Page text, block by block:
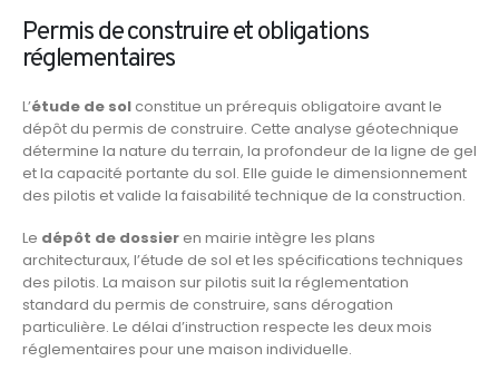
Permis de construire et obligations
réglementaires
L’étude de sol constitue un prérequis obligatoire avant le
dépôt du permis de construire. Cette analyse géotechnique
détermine la nature du terrain, la profondeur de la ligne de gel
et la capacité portante du sol. Elle guide le dimensionnement
des pilotis et valide la faisabilité technique de la construction.
Le dépôt de dossier en mairie intègre les plans
architecturaux, l’étude de sol et les spécifications techniques
des pilotis. La maison sur pilotis suit la réglementation
standard du permis de construire, sans dérogation
particulière. Le délai d’instruction respecte les deux mois
réglementaires pour une maison individuelle.